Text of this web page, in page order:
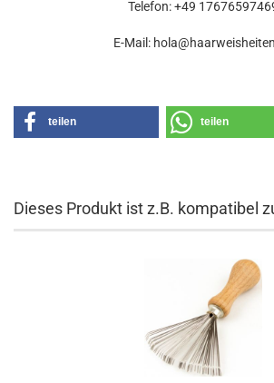
Telefon: +49
E-Mail:
teilen teilen
Dieses Produkt ist z.B. kompatibel